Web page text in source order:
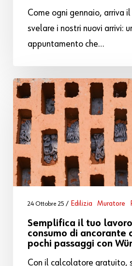
Come ogni gennaio, arriva
svelare i nostri nuovi arrivi:
appuntamento che…
24 Ottobre 25 Edilizia Muratore
Semplifica il tuo
consumo di ancorante
pochi passaggi con
Con il calcolatore gratuito,